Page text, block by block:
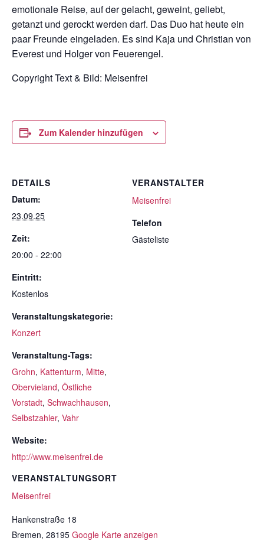
emotionale Reise, auf der gelacht, geweint, geliebt,
getanzt und gerockt werden darf. Das Duo hat heute ein
paar Freunde eingeladen. Es sind Kaja und Christian von
Everest und Holger von Feuerengel.
Copyright Text & Bild: Meisenfrei
Zum Kalender hinzufügen
DETAILS
Datum:
23.09.25
Zeit:
20:00 - 22:00
Eintritt:
Kostenlos
Veranstaltungskategorie:
Konzert
Veranstaltung-Tags:
Grohn, Kattenturm, Mitte,
Obervieland, Östliche
Vorstadt, Schwachhausen,
Selbstzahler, Vahr
Website:
http://www.meisenfrei.de
VERANSTALTUNGSORT
Meisenfrei
Hankenstraße 18
Bremen, 28195 Google Karte anzeigen
VERANSTALTER
Meisenfrei
Telefon
Gästeliste